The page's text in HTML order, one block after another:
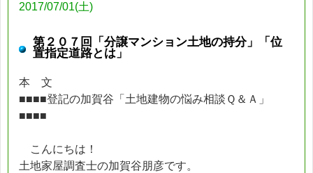
2017/07/01(土)
第２０７回「分譲マンション土地の持分」「位
置指定道路とは」
本 文
■■■■登記の加賀谷「土地建物の悩み相談Ｑ＆Ａ」
■■■■
こんにちは！
土地家屋調査士の加賀谷朋彦です。